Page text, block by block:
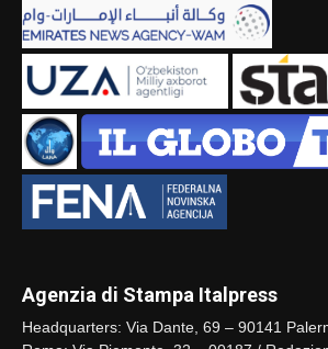
Agenzia di Stampa Italpress
Headquarters: Via Dante, 69 – 90141